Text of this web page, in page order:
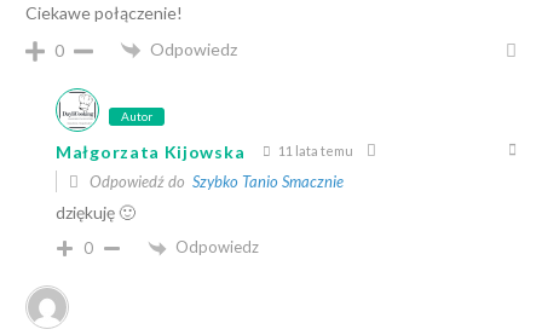
Ciekawe połączenie!
0
Odpowiedz
Autor
Małgorzata Kijowska 11 lata temu
Odpowiedź do Szybko Tanio Smacznie
dziękuję 🙂
0 Odpowiedz